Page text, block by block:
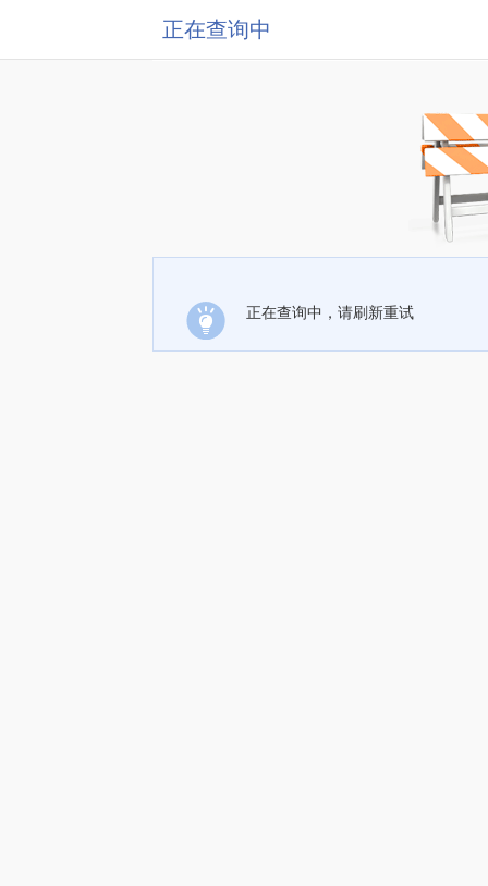
正在查询中
正在查询中，请刷新重试